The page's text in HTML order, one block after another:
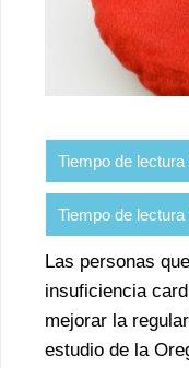
Las personas
insuficiencia
mejorar la
estudio de la